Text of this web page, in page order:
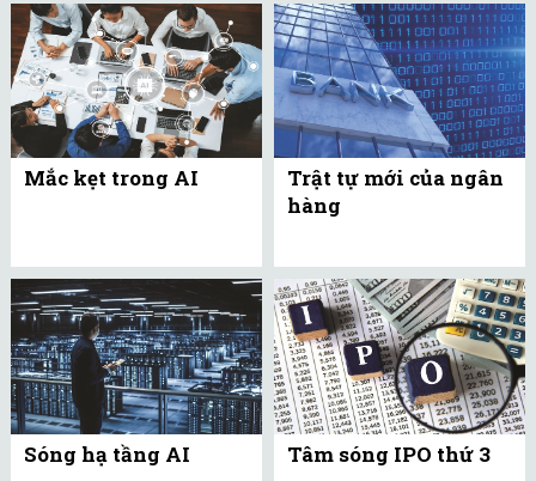
Mắc kẹt trong AI
Trật tự mới của ngân
hàng
Sóng hạ tầng AI Tâm sóng IPO thứ 3